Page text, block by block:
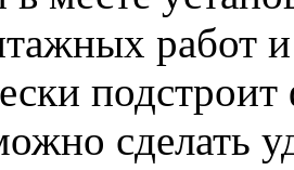
работ
сделать